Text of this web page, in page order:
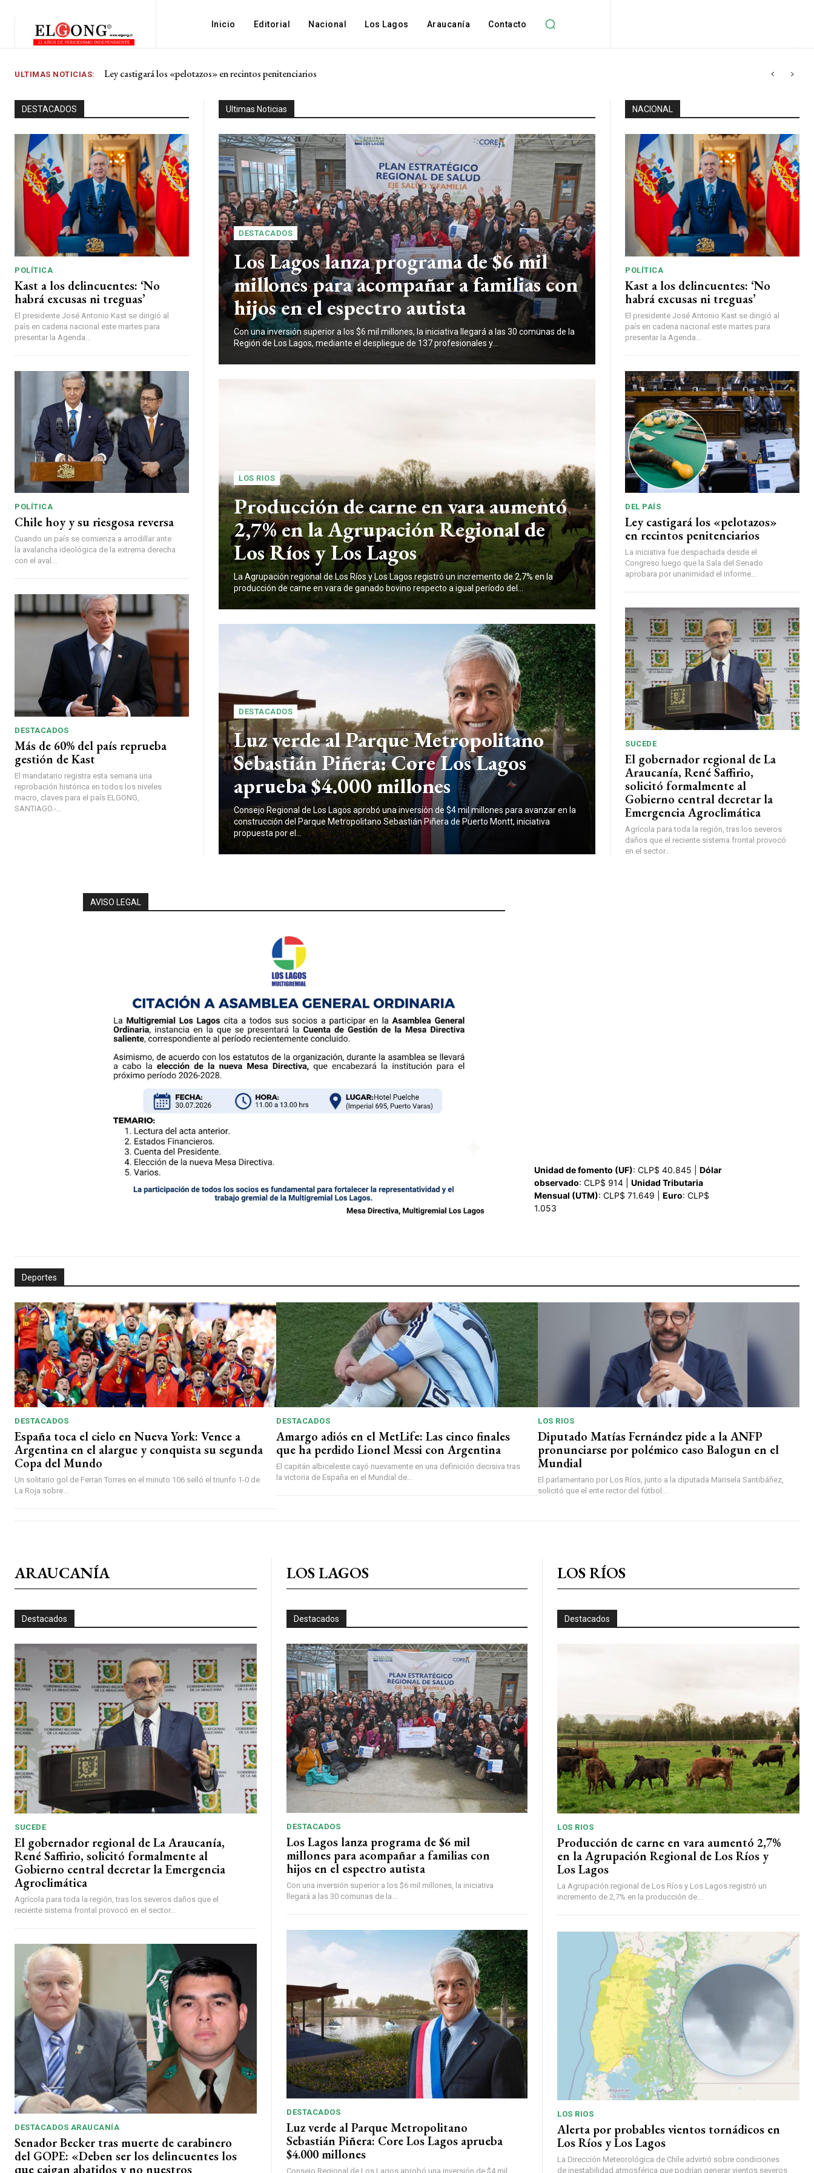
Inicio Editorial Nacional Los Lagos Araucanía Contacto
ULTIMAS NOTICIAS:Ley castigará los «pelotazos» en recintos penitenciarios
Los Lagos lanza programa de $6 mil millones para acompañar a familias con hijos en el espectro autista
DESTACADOS
POLÍTICA
Kast a los delincuentes: ‘No
habrá excusas ni treguas’
El presidente José Antonio Kast se dirigió al
país en cadena nacional este martes para
presentar la Agenda...
POLÍTICA
Chile hoy y su riesgosa reversa
Cuando un país se comienza a arrodillar ante
la avalancha ideológica de la extrema derecha
con el aval...
DESTACADOS
Más de 60% del país reprueba
gestión de Kast
El mandatario registra esta semana una
reprobación histórica en todos los niveles
macro, claves para el país ELGONG,
SANTIAGO.-...
Ultimas Noticias
DESTACADOS
Los Lagos lanza programa de $6 mil
millones para acompañar a familias con
hijos en el espectro autista
Con una inversión superior a los $6 mil millones, la iniciativa llegará a las 30 comunas de la
Región de Los Lagos, mediante el despliegue de 137 profesionales y...
LOS RIOS
Producción de carne en vara aumentó
2,7% en la Agrupación Regional de
Los Ríos y Los Lagos
La Agrupación regional de Los Ríos y Los Lagos registró un incremento de 2,7% en la
producción de carne en vara de ganado bovino respecto a igual período del...
DESTACADOS
Luz verde al Parque Metropolitano
Sebastián Piñera: Core Los Lagos
aprueba $4.000 millones
Consejo Regional de Los Lagos aprobó una inversión de $4 mil millones para avanzar en la
construcción del Parque Metropolitano Sebastián Piñera de Puerto Montt, iniciativa
propuesta por el...
NACIONAL
POLÍTICA
Kast a los delincuentes: ‘No
habrá excusas ni treguas’
El presidente José Antonio Kast se dirigió al
país en cadena nacional este martes para
presentar la Agenda...
DEL PAÍS
Ley castigará los «pelotazos»
en recintos penitenciarios
La iniciativa fue despachada desde el
Congreso luego que la Sala del Senado
aprobara por unanimidad el informe...
SUCEDE
El gobernador regional de La
Araucanía, René Saffirio,
solicitó formalmente al
Gobierno central decretar la
Emergencia Agroclimática
Agrícola para toda la región, tras los severos
daños que el reciente sistema frontal provocó
en el sector...
AVISO LEGAL
Unidad de fomento (UF): CLP$ 40.845 | Dólar
observado: CLP$ 914 | Unidad Tributaria
Mensual (UTM): CLP$ 71.649 | Euro: CLP$
1.053
Deportes
DESTACADOS
España toca el cielo en Nueva York: Vence a
Argentina en el alargue y conquista su segunda
Copa del Mundo
Un solitario gol de Ferran Torres en el minuto 106 selló el triunfo 1-0 de
La Roja sobre...
DESTACADOS
Amargo adiós en el MetLife: Las cinco finales
que ha perdido Lionel Messi con Argentina
El capitán albiceleste cayó nuevamente en una definición decisiva tras
la victoria de España en el Mundial de...
LOS RIOS
Diputado Matías Fernández pide a la ANFP
pronunciarse por polémico caso Balogun en el
Mundial
El parlamentario por Los Ríos, junto a la diputada Marisela Santibáñez,
solicitó que el ente rector del fútbol...
ARAUCANÍA
Destacados
SUCEDE
El gobernador regional de La Araucanía,
René Saffirio, solicitó formalmente al
Gobierno central decretar la Emergencia
Agroclimática
Agrícola para toda la región, tras los severos daños que el
reciente sistema frontal provocó en el sector...
DESTACADOS ARAUCANÍA
Senador Becker tras muerte de carabinero
del GOPE: «Deben ser los delincuentes los
que caigan abatidos y no nuestros
LOS LAGOS
Destacados
DESTACADOS
Los Lagos lanza programa de $6 mil
millones para acompañar a familias con
hijos en el espectro autista
Con una inversión superior a los $6 mil millones, la iniciativa
llegará a las 30 comunas de la...
DESTACADOS
Luz verde al Parque Metropolitano
Sebastián Piñera: Core Los Lagos aprueba
$4.000 millones
Consejo Regional de Los Lagos aprobó una inversión de $4 mil
LOS RÍOS
Destacados
LOS RIOS
Producción de carne en vara aumentó 2,7%
en la Agrupación Regional de Los Ríos y
Los Lagos
La Agrupación regional de Los Ríos y Los Lagos registró un
incremento de 2,7% en la producción de...
LOS RIOS
Alerta por probables vientos tornádicos en
Los Ríos y Los Lagos
La Dirección Meteorológica de Chile advirtió sobre condiciones
de inestabilidad atmosférica que podrían generar vientos severos